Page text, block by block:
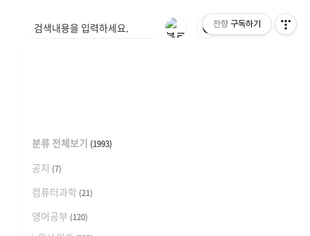
🌓
분류 전체보기 (1993)
공지 (7)
컴퓨터과학 (21)
영어공부 (120)
잔향 구독하기